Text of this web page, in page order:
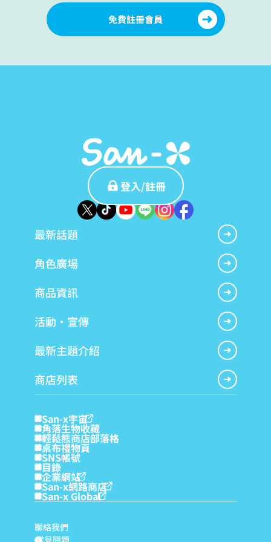
免費註冊會員
登入/註冊
最新話題
角色廣場
商品資訊
活動・宣傳
最新主題介紹
商店列表
San-x宇宙
角落生物收藏
輕鬆熊商店部落格
桌布禮物頁
SNS帳號
目錄
企業網站
San-x網路商店
San-x Global
聯絡我們
?